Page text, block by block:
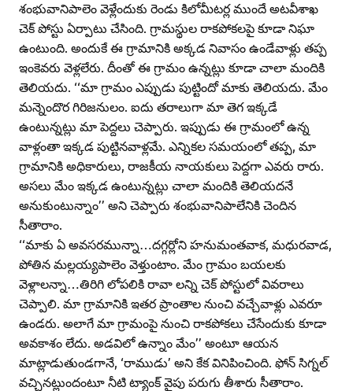
శంభువానిపాలెం వెళ్లేందుకు రెండు కిలోమీటర్ల ముందే అటవీశాఖ
చెక్‌ పోస్టు ఏర్పాటు చేసింది. గ్రామస్థుల రాకపోకలపై కూడా నిఘా
ఉంటుంది. అందుకే ఈ గ్రామానికి అక్కడ నివాసం ఉండేవాళ్లు తప్ప
ఇంకెవరు వెళ్లలేరు. దీంతో ఈ గ్రామం ఉన్నట్లు కూడా చాలా మందికి
తెలియదు. ‘‘మా గ్రామం ఎప్పుడు పుట్టిందో మాకు తెలియదు. మేం
మన్నెందొర గిరిజనులం. ఐదు తరాలుగా మా తెగ ఇక్కడే
ఉంటున్నట్లు మా పెద్దలు చెప్పారు. ఇప్పుడు ఈ గ్రామంలో ఉన్న
వాళ్లంతా ఇక్కడ పుట్టినవాళ్లమే. ఎన్నికల సమయంలో తప్ప, మా
గ్రామానికి అధికారులు, రాజకీయ నాయకులు పెద్దగా ఎవరు రారు.
అసలు మేం ఇక్కడ ఉంటున్నట్లు చాలా మందికి తెలియదనే
అనుకుంటున్నాం’’ అని చెప్పారు శంభువానిపాలేనికి చెందిన
సీతారాం.
‘‘మాకు ఏ అవసరమున్నా…దగ్గర్లోని హనుమంతవాక, మధురవాడ,
పోతిన మల్లయ్యపాలెం వెళ్తుంటాం. మేం గ్రామం బయలకు
వెళ్లాలన్నా…తిరిగి లోపలికి రావా లన్ని చెక్‌ పోస్టులో వివరాలు
చెప్పాలి. మా గ్రామానికి ఇతర ప్రాంతాల నుంచి వచ్చేవాళ్లు ఎవరూ
ఉండరు. అలాగే మా గ్రామంపై నుంచి రాకపోకలు చేసేందుకు కూడా
అవకాశం లేదు. అడవిలో ఉన్నాం మేం’’ అంటూ ఆయన
మాట్లాడుతుండగానే, ‘రాముడు’ అని కేక వినిపించింది. ఫోన్‌ సిగ్నల్‌
వచ్చినట్లుందంటూ నీటి ట్యాంక్‌ వైపు పరుగు తీశారు సీతారాం.